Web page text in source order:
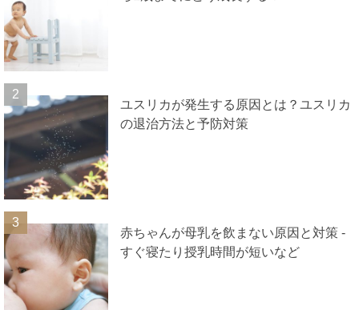
ユスリカが発生する原因とは？ユスリカ
の退治方法と予防対策
赤ちゃんが母乳を飲まない原因と対策 ‐
すぐ寝たり授乳時間が短いなど